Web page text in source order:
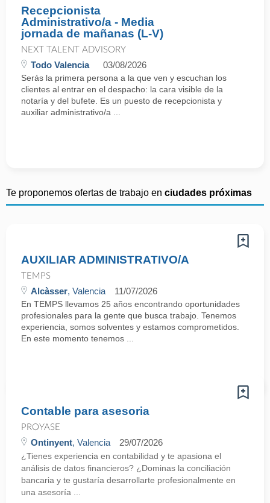
Recepcionista
Administrativo/a - Media
jornada de mañanas (L-V)
NEXT TALENT ADVISORY
Todo Valencia 03/08/2026
Serás la primera persona a la que ven y escuchan los
clientes al entrar en el despacho: la cara visible de la
notaría y del bufete. Es un puesto de recepcionista y
auxiliar administrativo/a ...
Te proponemos ofertas de trabajo en ciudades próximas
AUXILIAR ADMINISTRATIVO/A
TEMPS
Alcàsser, Valencia 11/07/2026
En TEMPS llevamos 25 años encontrando oportunidades
profesionales para la gente que busca trabajo. Tenemos
experiencia, somos solventes y estamos comprometidos.
En este momento tenemos ...
Contable para asesoria
PROYASE
Ontinyent, Valencia 29/07/2026
¿Tienes experiencia en contabilidad y te apasiona el
análisis de datos financieros? ¿Dominas la conciliación
bancaria y te gustaría desarrollarte profesionalmente en
una asesoría ...